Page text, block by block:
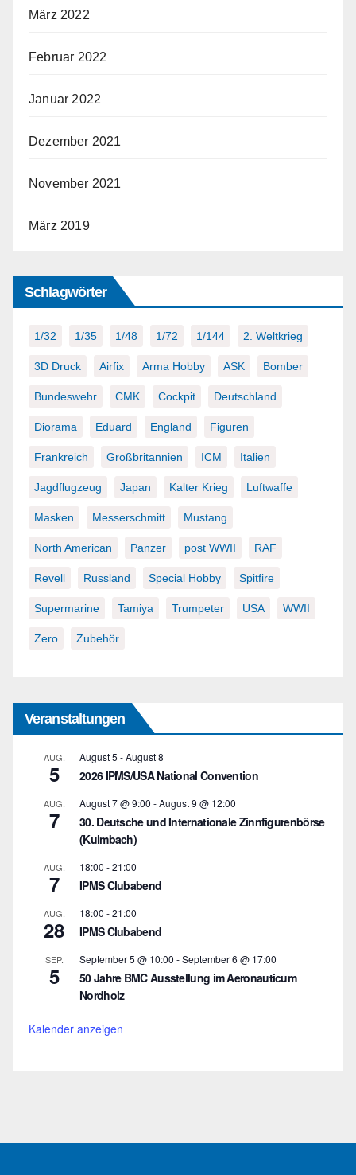
März 2022
Februar 2022
Januar 2022
Dezember 2021
November 2021
März 2019
Schlagwörter
1/32 1/35 1/48 1/72 1/144 2. Weltkrieg
3D Druck Airfix Arma Hobby ASK Bomber
Bundeswehr CMK Cockpit Deutschland
Diorama Eduard England Figuren
Frankreich Großbritannien ICM Italien
Jagdflugzeug Japan Kalter Krieg Luftwaffe
Masken Messerschmitt Mustang
North American Panzer post WWII RAF
Revell Russland Special Hobby Spitfire
Supermarine Tamiya Trumpeter USA WWII
Zero Zubehör
Veranstaltungen
AUG.
5
August 5 -August 8
2026 IPMS/USA National Convention
AUG.
7
August 7 @ 9:00 -August 9 @ 12:00
30. Deutsche und Internationale Zinnfigurenbörse
(Kulmbach)
AUG.
7
18:00 -21:00
IPMS Clubabend
AUG.
28
18:00 -21:00
IPMS Clubabend
SEP.
5
September 5 @ 10:00 -September 6 @ 17:00
50 Jahre BMC Ausstellung im Aeronauticum
Nordholz
Kalender anzeigen